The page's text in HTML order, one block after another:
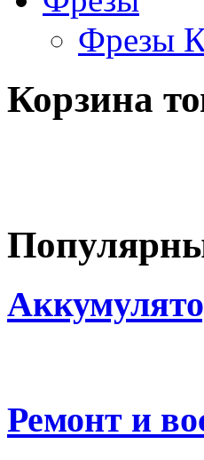
Фрезы
Корзина
Ремонт и